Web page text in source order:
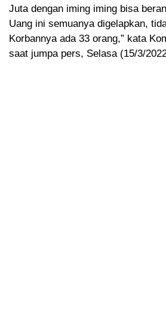
Juta dengan iming iming bisa
Uang ini semuanya digelapkan,
Korbannya ada 33 orang,” kata
saat jumpa pers, Selasa (15/3/